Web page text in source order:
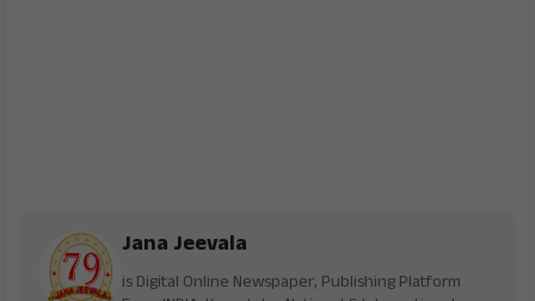
Jana Jeevala
is Digital Online Newspaper, Publishing Platform